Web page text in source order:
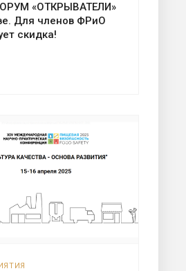
«ОТКРЫВАТЕЛИ»
Для членов ФРиО
скидка!